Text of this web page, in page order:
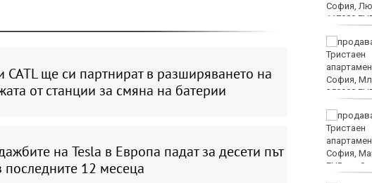
CATL ще си партнират в разширяването на
от станции за смяна на батерии
на Tesla в Европа падат за десети път
последните 12 месеца
денонощие в страната
EUR